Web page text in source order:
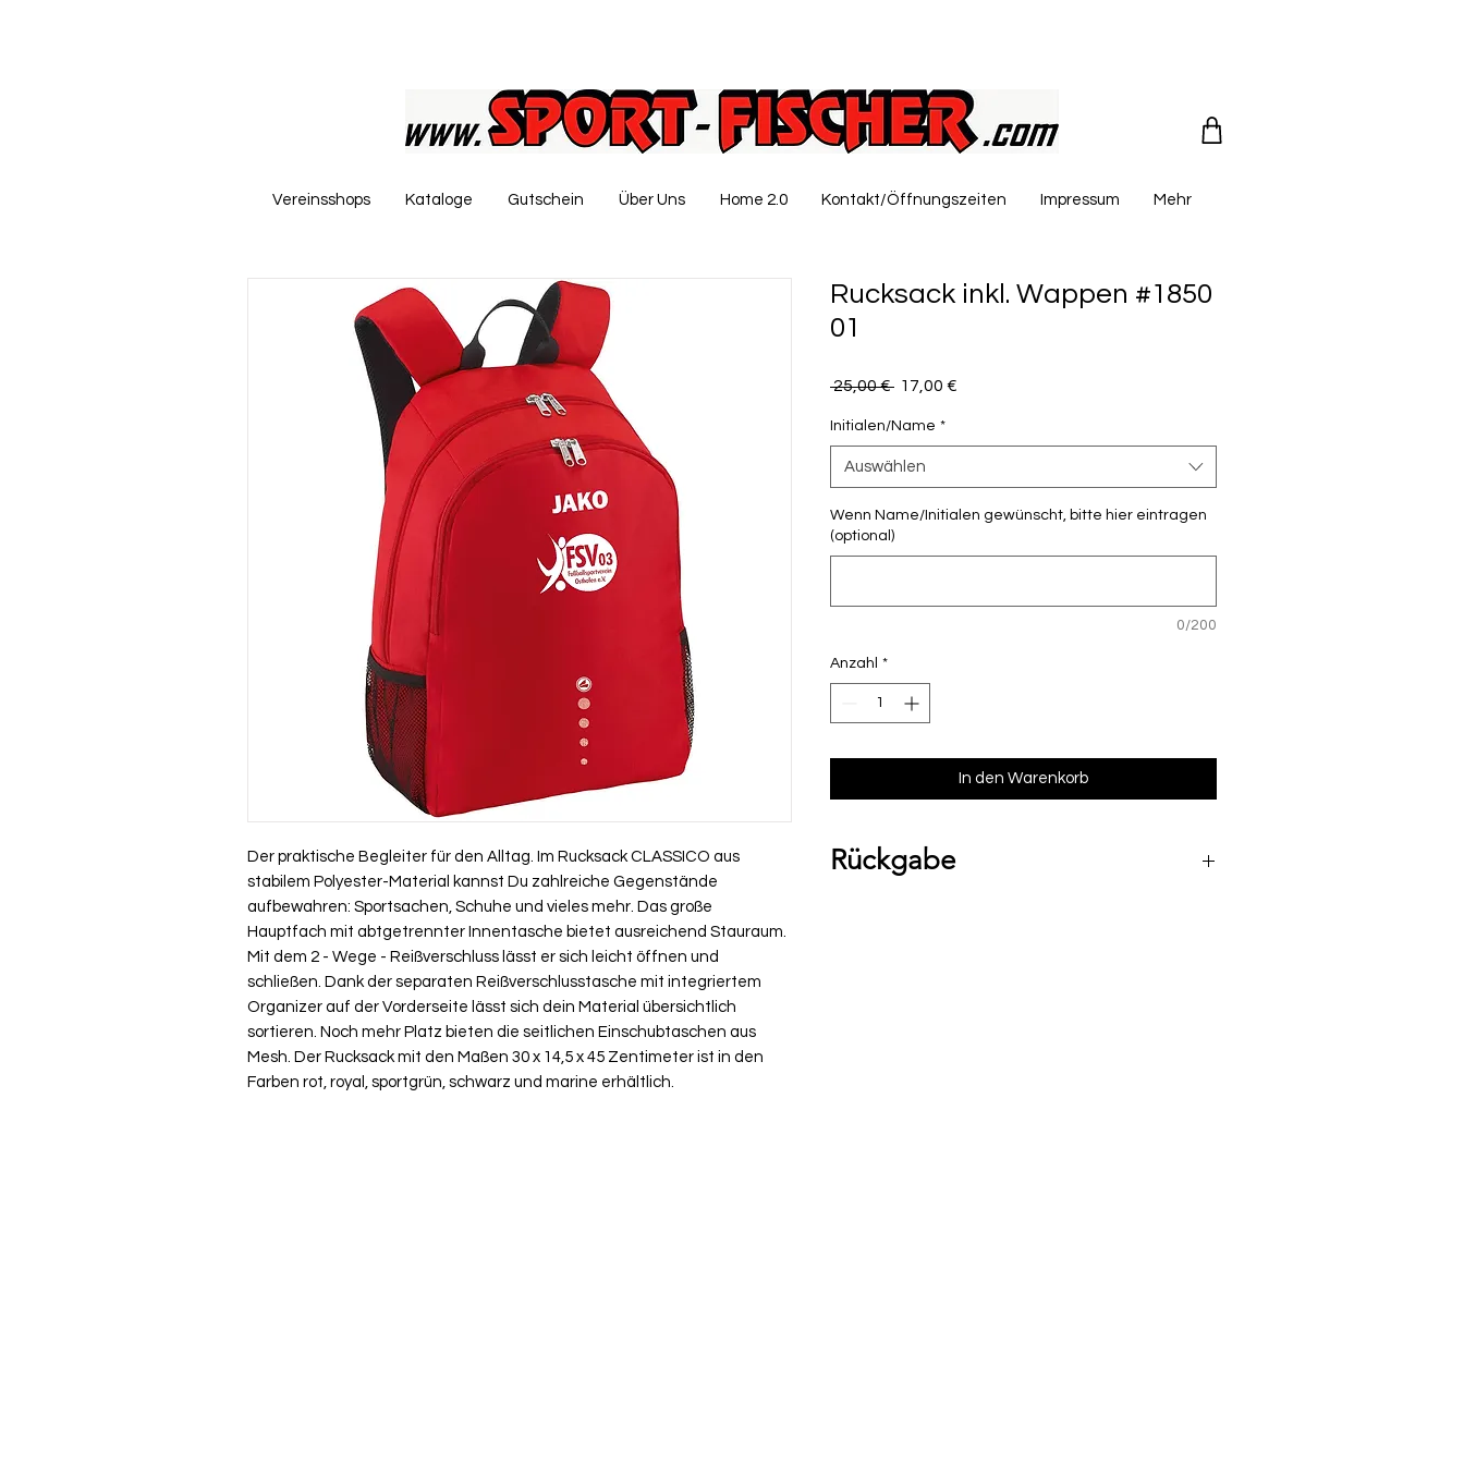
Vereinsshops Kataloge Gutschein Über Uns Home 2.0 Kontakt/Öffnungszeiten Impressum Mehr
Der praktische Begleiter für den Alltag. Im Rucksack CLASSICO aus
stabilem Polyester-Material kannst Du zahlreiche Gegenstände
aufbewahren: Sportsachen, Schuhe und vieles mehr. Das große
Hauptfach mit abtgetrennter Innentasche bietet ausreichend Stauraum.
Mit dem 2 - Wege - Reißverschluss lässt er sich leicht öffnen und
schließen. Dank der separaten Reißverschlusstasche mit integriertem
Organizer auf der Vorderseite lässt sich dein Material übersichtlich
sortieren. Noch mehr Platz bieten die seitlichen Einschubtaschen aus
Mesh. Der Rucksack mit den Maßen 30 x 14,5 x 45 Zentimeter ist in den
Farben rot, royal, sportgrün, schwarz und marine erhältlich.
Rucksack inkl. Wappen #1850
01
25,00 € Standardpreis
17,00 €
Initialen/Name *
Auswählen
Wenn Name/Initialen gewünscht, bitte hier eintragen
(optional)
0/200
Anzahl *
In den Warenkorb
Rückgabe